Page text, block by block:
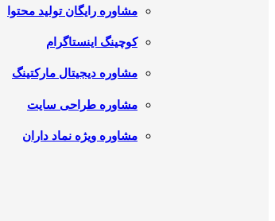
مشاوره رایگان تولید محتوا
کوچینگ اینستاگرام
مشاوره دیجیتال مارکتینگ
مشاوره طراحی سایت
مشاوره ویژه نماد داران